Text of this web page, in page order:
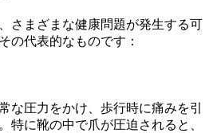
さまざまな健康問題が発生する可
の代表的なものです：
な圧力をかけ、歩行時に痛みを引
特に靴の中で爪が圧迫されると、